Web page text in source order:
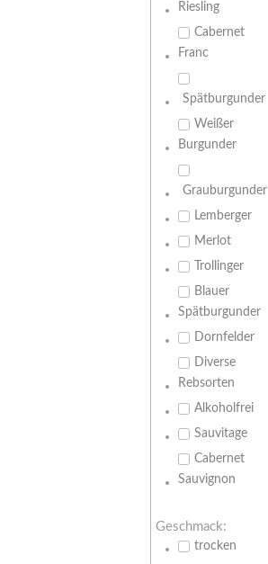
Riesling
Cabernet
Franc
Spätburgunder
Weißer
Burgunder
Grauburgunder
Lemberger
Merlot
Trollinger
Blauer
Spätburgunder
Dornfelder
Diverse
Rebsorten
Alkoholfrei
Sauvitage
Cabernet
Sauvignon
Geschmack:
trocken